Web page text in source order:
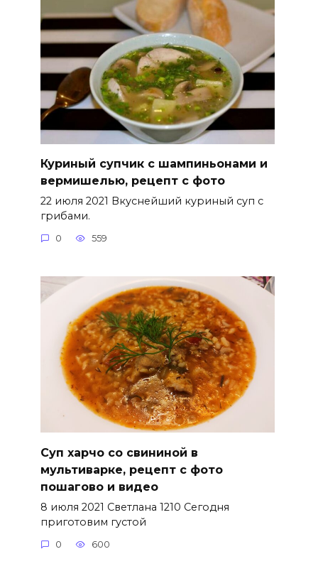
Куриный супчик с шампиньонами и
вермишелью, рецепт с фото
22 июля 2021 Вкуснейший куриный суп с
грибами.
0 559
Суп харчо со свининой в
мультиварке, рецепт с фото
пошагово и видео
8 июля 2021 Светлана 1210 Сегодня
приготовим густой
0 600